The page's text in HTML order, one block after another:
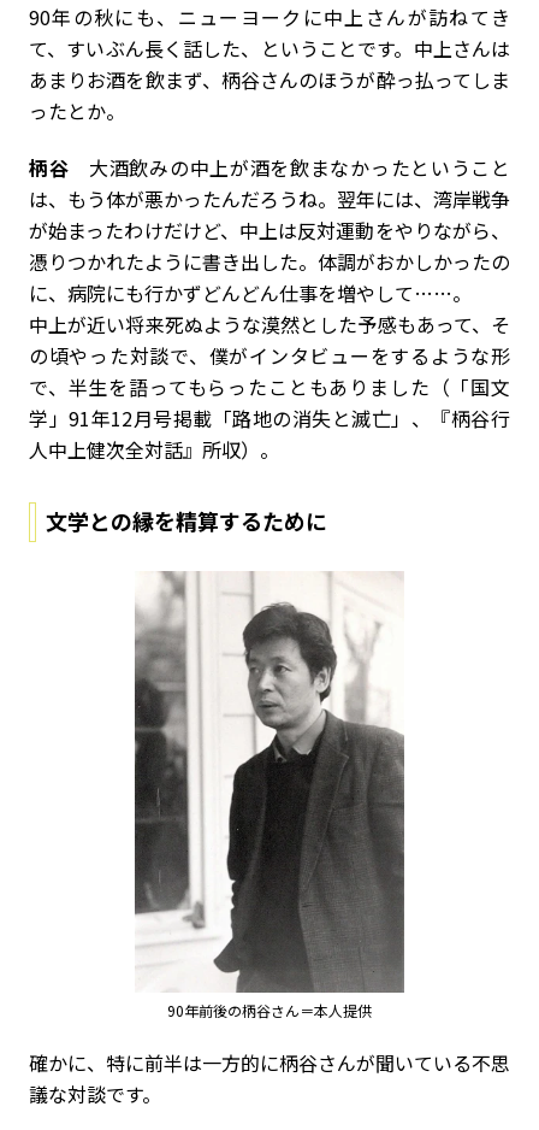
――90年の秋にも、ニューヨークに中上さんが訪ねてき
て、すいぶん長く話した、ということです。中上さんは
あまりお酒を飲まず、柄谷さんのほうが酔っ払ってしま
ったとか。
柄谷 大酒飲みの中上が酒を飲まなかったということ
は、もう体が悪かったんだろうね。翌年には、湾岸戦争
が始まったわけだけど、中上は反対運動をやりながら、
憑りつかれたように書き出した。体調がおかしかったの
に、病院にも行かずどんどん仕事を増やして……。
中上が近い将来死ぬような漠然とした予感もあって、そ
の頃やった対談で、僕がインタビューをするような形
で、半生を語ってもらったこともありました（「国文
学」91年12月号掲載「路地の消失と滅亡」、『柄谷行
人中上健次全対話』所収）。
文学との縁を精算するために
90年前後の柄谷さん＝本人提供
――確かに、特に前半は一方的に柄谷さんが聞いている不思
議な対談です。